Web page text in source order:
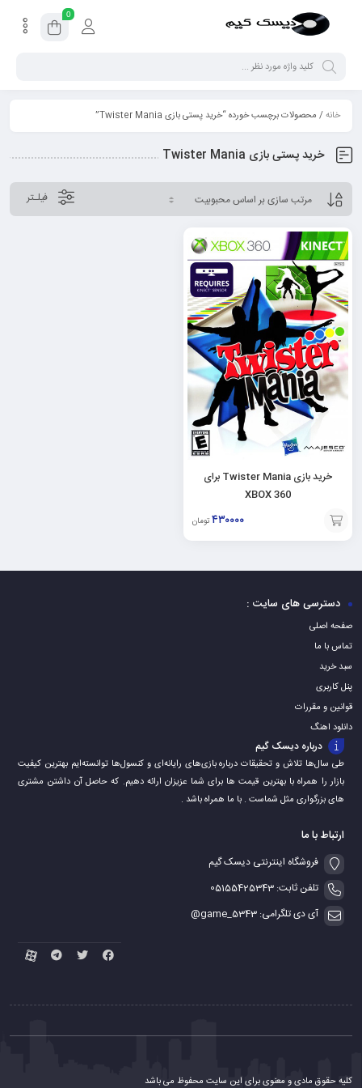
0
خانه/ محصولات برچسب خورده “خرید پستی بازی Twister Mania”
خرید پستی بازی Twister Mania
فیلـتر
خرید بازی Twister Mania برای
XBOX 360
۴۳۰۰۰۰ تومان
افزودن
به
دسترسی های سایت :
صفحه اصلی
تماس با ما
سبد خرید
پنل کاربری
قوانین و مقررات
دانلود اهنگ
درباره دیسک گیم
طی سال‌ها تلاش و تحقیقات درباره بازی‌های رایانه‌ای و کنسول‌ها توانسته‌ایم بهترین کیفیت
بازار را همراه با بهترین قیمت ها برای شما عزیزان ارائه دهیم. که حاصل آن داشتن مشتری
های بزرگواری مثل شماست . با ما همراه باشد .
ارتباط با ما
فروشگاه اینترنتی دیسک گیم
تلفن ثابت: 05155425343
آی دی تلگرامی: game_5343@
کلیه حقوق مادی و معنوی برای این سایت محفوظ می باشد